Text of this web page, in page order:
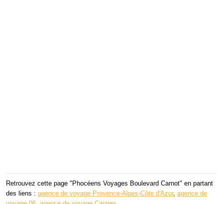
Retrouvez cette page "Phocéens Voyages Boulevard Carnot" en partant
des liens : agence de voyage Provence-Alpes-Côte d'Azur, agence de